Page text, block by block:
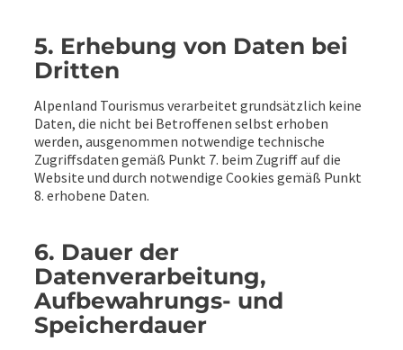
5. Erhebung von Daten bei
Dritten
Alpenland Tourismus verarbeitet grundsätzlich keine
Daten, die nicht bei Betroffenen selbst erhoben
werden, ausgenommen notwendige technische
Zugriffsdaten gemäß Punkt 7. beim Zugriff auf die
Website und durch notwendige Cookies gemäß Punkt
8. erhobene Daten.
6. Dauer der
Datenverarbeitung,
Aufbewahrungs- und
Speicherdauer